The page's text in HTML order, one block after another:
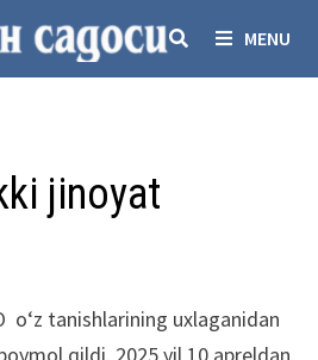
MENU
jinoyat
o‘z tanishlarining uxlaganidan